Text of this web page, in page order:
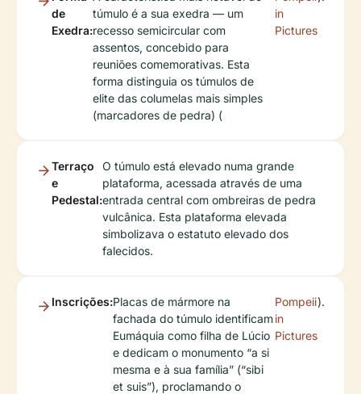
de
Exedra:
túmulo é a sua exedra — um
recesso semicircular com
assentos, concebido para
reuniões comemorativas. Esta
forma distinguia os túmulos de
elite das columelas mais simples
(marcadores de pedra) (
in
Pictures
Terraço
e
Pedestal:
O túmulo está elevado numa grande
plataforma, acessada através de uma
entrada central com ombreiras de pedra
vulcânica. Esta plataforma elevada
simbolizava o estatuto elevado dos
falecidos.
Inscrições:Placas de mármore na
fachada do túmulo identificam
Eumáquia como filha de Lúcio
e dedicam o monumento “a si
mesma e à sua família” (“sibi
et suis”), proclamando o
Pompeii
in
Pictures
).